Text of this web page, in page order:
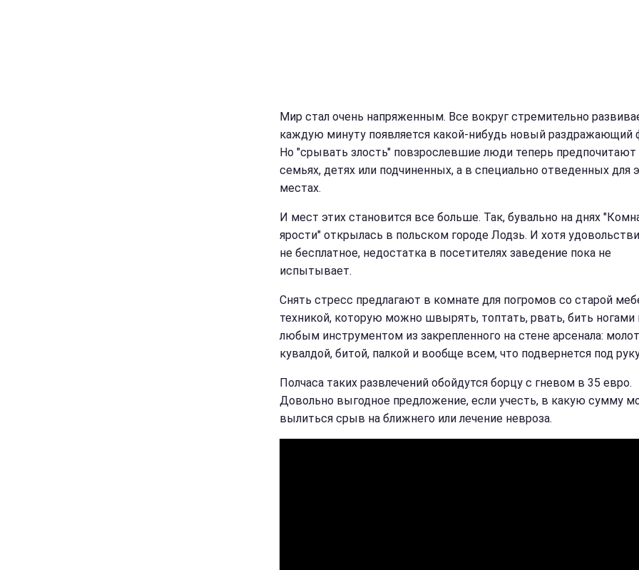
Мир стал очень напряженным. Все вокруг стремительно
каждую минуту появляется какой-нибудь новый раздражающий
Но "срывать злость" повзрослевшие люди теперь предпочитают
семьях, детях или подчиненных, а в специально отведенных для
местах.
И мест этих становится все больше. Так, бувально на днях
ярости" открылась в польском городе Лодзь. И хотя
не бесплатное, недостатка в посетителях заведение пока не
испытывает.
Снять стресс предлагают в комнате для погромов со старой
техникой, которую можно швырять, топтать, рвать, бить ногами
любым инструментом из закрепленного на стене арсенала:
кувалдой, битой, палкой и вообще всем, что подвернется под
Полчаса таких развлечений обойдутся борцу с гневом в 35 евро.
Довольно выгодное предложение, если учесть, в какую сумму
вылиться срыв на ближнего или лечение невроза.